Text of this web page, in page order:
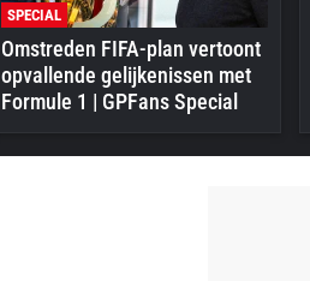
SPECIAL
Omstreden FIFA-plan vertoont
opvallende gelijkenissen met
Formule 1 | GPFans Special